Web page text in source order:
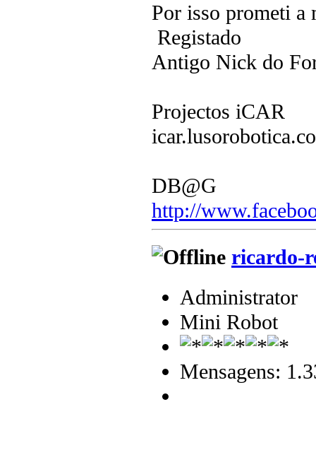
Por isso prometi a
Registado
Antigo Nick do
Projectos iCAR
DB@G
http://
ricardo-
Administrator
Mini Robot
Mensagens: